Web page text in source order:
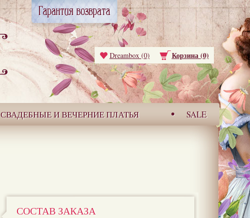
СВАДЕБНЫЕ И ВЕЧЕРНИЕ ПЛАТЬЯ SALE
Dreambox (0) Корзина (0)
СОСТАВ ЗАКАЗА